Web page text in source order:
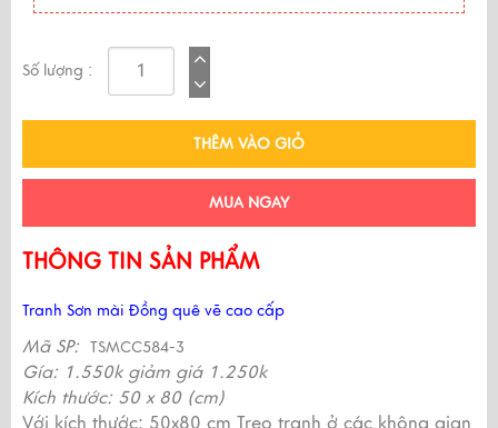
Số lượng :
THÊM VÀO GIỎ
MUA NGAY
THÔNG TIN SẢN PHẨM
Tranh Sơn mài Đồng quê vẽ cao cấp
Mã SP: TSMCC584-3
Gía: 1.550k giảm giá 1.250k
Kích thước: 50 x 80 (cm)